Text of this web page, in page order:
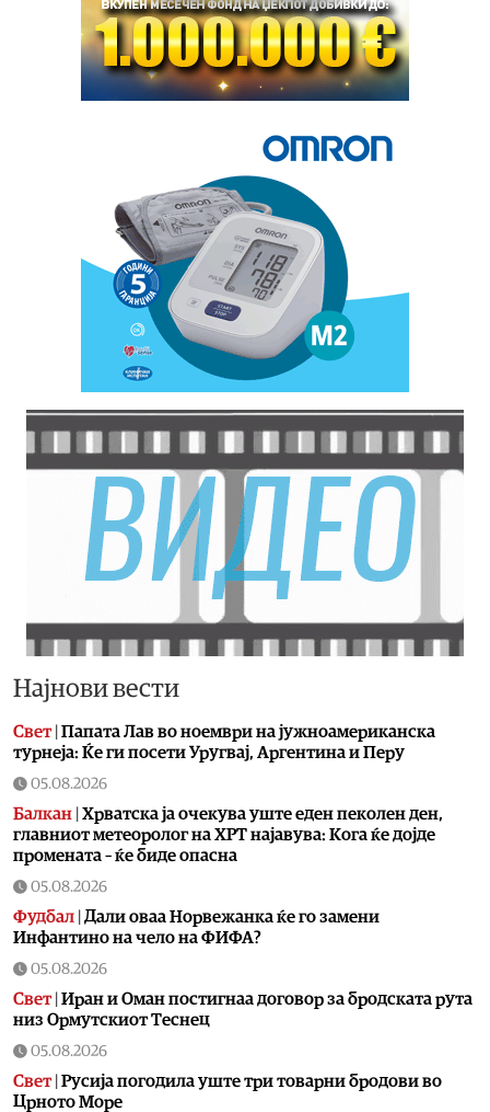
Најнови вести
Свет| Папата Лав во ноември на јужноамериканска
турнеја: Ќе ги посети Уругвај, Аргентина и Перу
05.08.2026
Балкан Хрватска ја очекува уште еден пеколен ден,
главниот метеоролог на ХРТ најавува: Кога ќе дојде
промената – ќе биде опасна
05.08.2026
Фудбал Дали оваа Норвежанка ќе го замени
Инфантино на чело на ФИФА?
05.08.2026
Свет| Иран и Оман постигнаа договор за бродската рута
низ Ормутскиот Теснец
05.08.2026
Свет| Русија погодила уште три товарни бродови во
Црното Море